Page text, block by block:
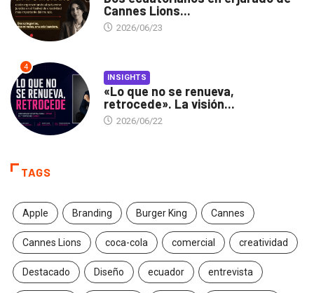
Cannes Lions...
2026/06/23
4
INSIGHTS
«Lo que no se renueva,
retrocede». La visión...
2026/06/22
TAGS
Apple Branding Burger King Cannes
Cannes Lions coca-cola comercial creatividad
Destacado Diseño ecuador entrevista